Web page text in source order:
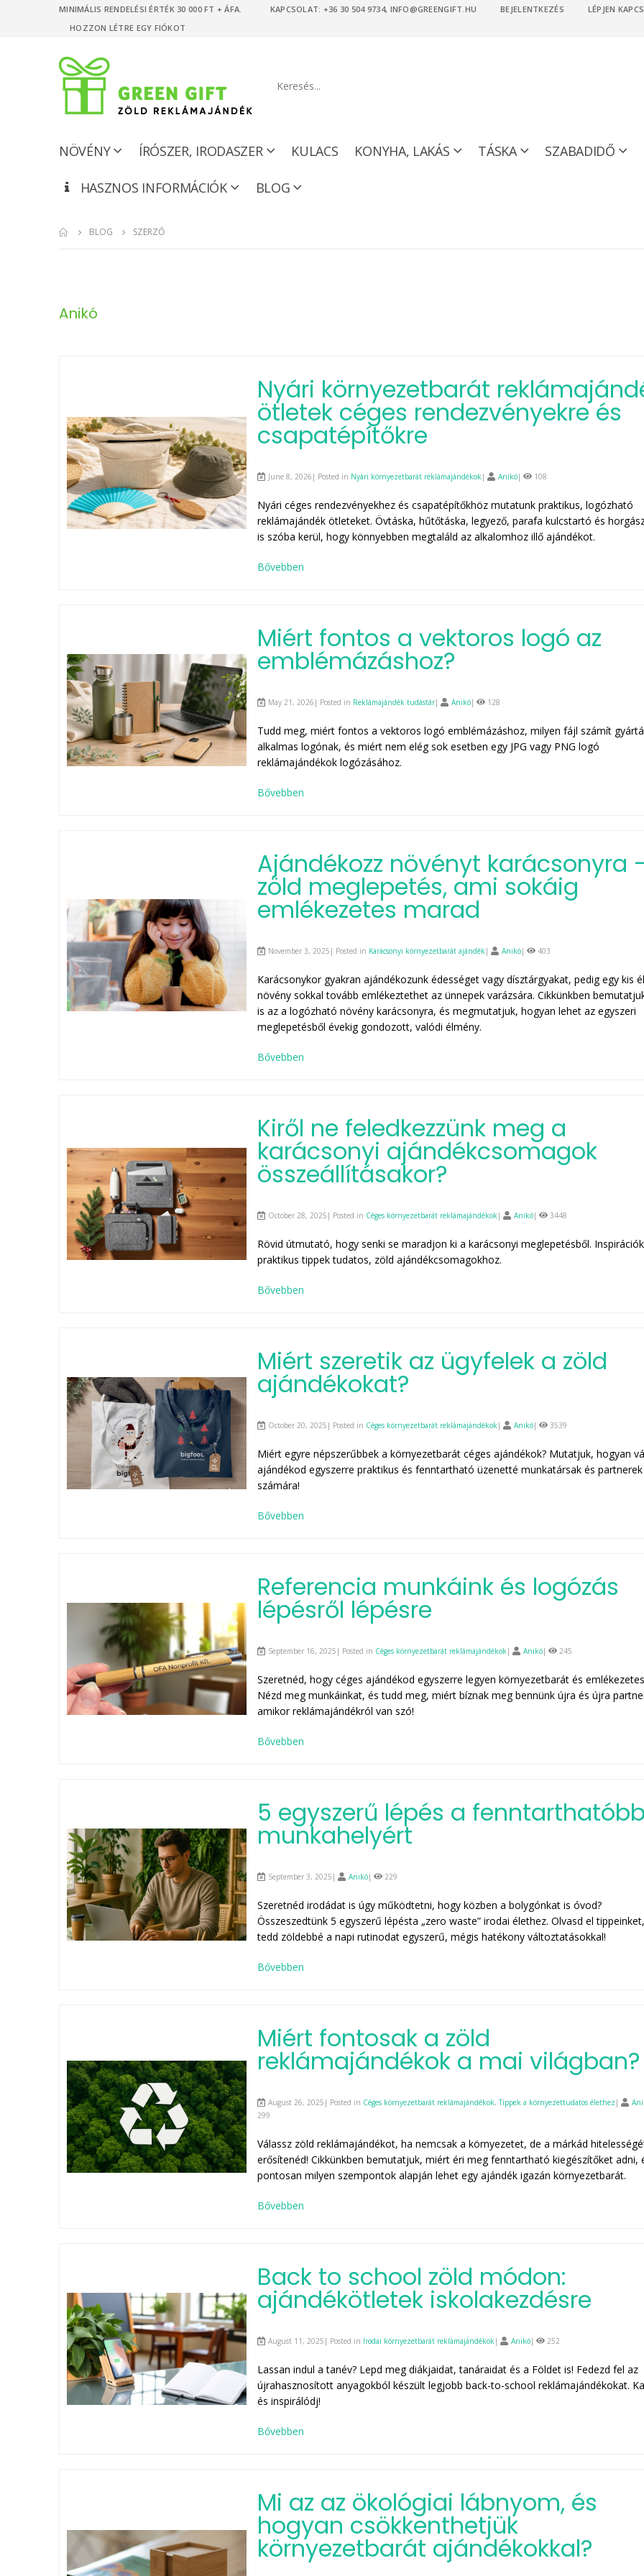
MINIMÁLIS RENDELÉSI ÉRTÉK 30 000 FT + ÁFA. KAPCSOLAT: +36 30 504 9734, INFO@GREENGIFT.HU BEJELENTKEZÉS
LÉPJEN
HOZZON LÉTRE EGY FIÓKOT
NÖVÉNY ÍRÓSZER, IRODASZER KULACS KONYHA, LAKÁS TÁSKA SZABADIDŐ
HASZNOS INFORMÁCIÓK BLOG
BLOG SZERZŐ
Anikó
Nyári környezetbarát
ötletek céges rendezvényekre és
csapatépítőkre
June 8, 2026| Posted in Nyári környezetbarát reklámajándékok| Anikó| 108
Nyári céges rendezvényekhez és csapatépítőkhöz mutatunk praktikus, logózható
reklámajándék ötleteket. Övtáska, hűtőtáska, legyező, parafa kulcstartó és
is szóba kerül, hogy könnyebben megtaláld az alkalomhoz illő ajándékot.
Bővebben
Miért fontos a vektoros logó az
emblémázáshoz?
May 21, 2026| Posted in Reklámajándék tudástár| Anikó| 128
Tudd meg, miért fontos a vektoros logó emblémázáshoz, milyen fájl számít
alkalmas logónak, és miért nem elég sok esetben egy JPG vagy PNG logó
reklámajándékok logózásához.
Bővebben
Ajándékozz növényt karácsonyra
zöld meglepetés, ami sokáig
emlékezetes marad
November 3, 2025| Posted in Karácsonyi környezetbarát ajándék| Anikó| 403
Karácsonykor gyakran ajándékozunk édességet vagy dísztárgyakat, pedig egy kis
növény sokkal tovább emlékeztethet az ünnepek varázsára. Cikkünkben
is az a logózható növény karácsonyra, és megmutatjuk, hogyan lehet az egyszeri
meglepetésből évekig gondozott, valódi élmény.
Bővebben
Kiről ne feledkezzünk meg a
karácsonyi ajándékcsomagok
összeállításakor?
October 28, 2025| Posted in Céges környezetbarát reklámajándékok| Anikó| 3448
Rövid útmutató, hogy senki se maradjon ki a karácsonyi meglepetésből.
praktikus tippek tudatos, zöld ajándékcsomagokhoz.
Bővebben
Miért szeretik az ügyfelek a zöld
ajándékokat?
October 20, 2025| Posted in Céges környezetbarát reklámajándékok| Anikó| 3539
Miért egyre népszerűbbek a környezetbarát céges ajándékok? Mutatjuk, hogyan
ajándékod egyszerre praktikus és fenntartható üzenetté munkatársak és partnerek
számára!
Bővebben
Referencia munkáink és logózás
lépésről lépésre
September 16, 2025| Posted in Céges környezetbarát reklámajándékok| Anikó| 245
Szeretnéd, hogy céges ajándékod egyszerre legyen környezetbarát és
Nézd meg munkáinkat, és tudd meg, miért bíznak meg bennünk újra és újra
amikor reklámajándékról van szó!
Bővebben
5 egyszerű lépés a
munkahelyért
September 3, 2025| Anikó| 229
Szeretnéd irodádat is úgy működtetni, hogy közben a bolygónkat is óvod?
Összeszedtünk 5 egyszerű lépésta „zero waste” irodai élethez. Olvasd el
tedd zöldebbé a napi rutinodat egyszerű, mégis hatékony változtatásokkal!
Bővebben
Miért fontosak a zöld
reklámajándékok a mai világban?
August 26, 2025| Posted in Céges környezetbarát reklámajándékok,Tippek a környezettudatos élethez |
299
Válassz zöld reklámajándékot, ha nemcsak a környezetet, de a márkád
erősítenéd! Cikkünkben bemutatjuk, miért éri meg fenntartható kiegészítőket adni,
pontosan milyen szempontok alapján lehet egy ajándék igazán környezetbarát.
Bővebben
Back to school zöld módon:
ajándékötletek iskolakezdésre
August 11, 2025| Posted in Irodai környezetbarát reklámajándékok| Anikó| 252
Lassan indul a tanév? Lepd meg diákjaidat, tanáraidat és a Földet is! Fedezd fel az
újrahasznosított anyagokból készült legjobb back-to-school reklámajándékokat.
és inspirálódj!
Bővebben
Mi az az ökológiai lábnyom, és
hogyan csökkenthetjük
környezetbarát ajándékokkal?